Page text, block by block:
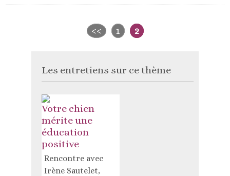
<< 1 2
Les entretiens sur ce thème
Votre chien
mérite une
éducation
positive
Rencontre avec
Irène Sautelet,